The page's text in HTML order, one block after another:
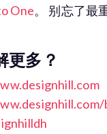
One。 别忘了最
更多？